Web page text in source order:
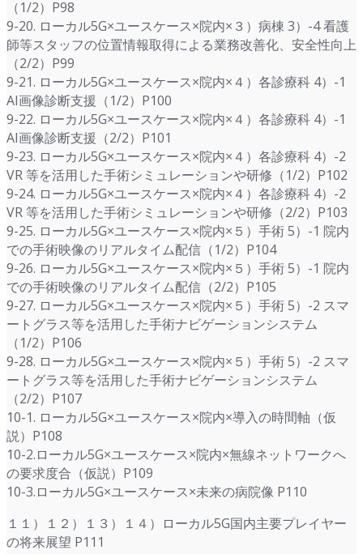
（1/2）P98
9-20. ローカル5G×ユースケース×院内×３）病棟 3）-4 看護
師等スタッフの位置情報取得による業務改善化、安全性向上
（2/2）P99
9-21. ローカル5G×ユースケース×院内×４）各診療科 4）-1
AI画像診断支援（1/2）P100
9-22. ローカル5G×ユースケース×院内×４）各診療科 4）-1
AI画像診断支援（2/2）P101
9-23. ローカル5G×ユースケース×院内×４）各診療科 4）-2
VR 等を活用した手術シミュレーションや研修（1/2）P102
9-24. ローカル5G×ユースケース×院内×４）各診療科 4）-2
VR 等を活用した手術シミュレーションや研修（2/2）P103
9-25. ローカル5G×ユースケース×院内×５）手術 5）-1 院内
での手術映像のリアルタイム配信（1/2）P104
9-26. ローカル5G×ユースケース×院内×５）手術 5）-1 院内
での手術映像のリアルタイム配信（2/2）P105
9-27. ローカル5G×ユースケース×院内×５）手術 5）-2 スマ
ートグラス等を活用した手術ナビゲーションシステム
（1/2）P106
9-28. ローカル5G×ユースケース×院内×５）手術 5）-2 スマ
ートグラス等を活用した手術ナビゲーションシステム
（2/2）P107
10-1. ローカル5G×ユースケース×院内×導入の時間軸（仮
説）P108
10-2.ローカル5G×ユースケース×院内×無線ネットワークへ
の要求度合（仮説）P109
10-3.ローカル5G×ユースケース×未来の病院像 P110
１１）１２）１３）１４）ローカル5G国内主要プレイヤー
の将来展望 P111